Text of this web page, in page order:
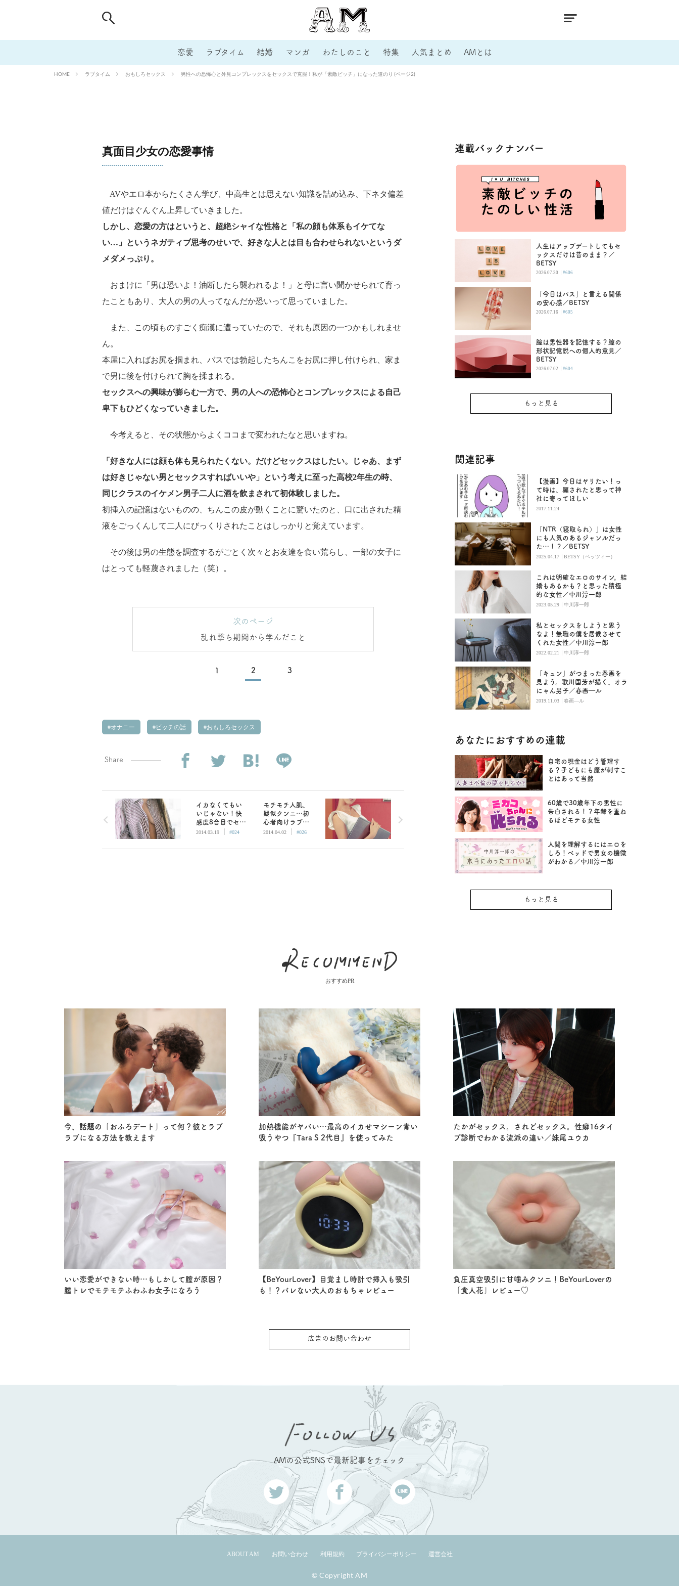
恋愛 ラブタイム 結婚 マンガ わたしのこと 特集 人気まとめ AMとは
HOME ラブタイム おもしろセックス 男性への恐怖心と外見コンプレックスをセックスで克服！私が「素敵ビッチ」になった道のり (ページ2)
真面目少女の恋愛事情
AVやエロ本からたくさん学び、中高生とは思えない知識を詰め込み、下ネタ偏差
値だけはぐんぐん上昇していきました。
しかし、恋愛の方はというと、超絶シャイな性格と「私の顔も体系もイケてな
い…」というネガティブ思考のせいで、好きな人とは目も合わせられないというダ
メダメっぷり。
おまけに「男は恐いよ！油断したら襲われるよ！」と母に言い聞かせられて育っ
たこともあり、大人の男の人ってなんだか恐いって思っていました。
また、この頃ものすごく痴漢に遭っていたので、それも原因の一つかもしれませ
ん。
本屋に入ればお尻を掴まれ、バスでは勃起したちんこをお尻に押し付けられ、家ま
で男に後を付けられて胸を揉まれる。
セックスへの興味が膨らむ一方で、男の人への恐怖心とコンプレックスによる自己
卑下もひどくなっていきました。
今考えると、その状態からよくココまで変われたなと思いますね。
「好きな人には顔も体も見られたくない。だけどセックスはしたい。じゃあ、まず
は好きじゃない男とセックスすればいいや」という考えに至った高校2年生の時、
同じクラスのイケメン男子二人に酒を飲まされて初体験しました。
初挿入の記憶はないものの、ちんこの皮が動くことに驚いたのと、口に出された精
液をごっくんして二人にびっくりされたことはしっかりと覚えています。
その後は男の生態を調査するがごとく次々とお友達を食い荒らし、一部の女子に
はとっても軽蔑されました（笑）。
次のページ
乱れ撃ち期間から学んだこと
1 2 3
オナニー ビッチの話 おもしろセックス
Share
イカなくてもい
いじゃない！快
感度8合目でセッ
クスを楽しむコ
2014.03.19 | #024
モチモチ人肌、
疑似クンニ…初
心者向けラブグ
ッズの選び方
編）
2014.04.02 | #026
連載バックナンバー
人生はアップデートしてもセ
ックスだけは昔のまま？／
BETSY
2026.07.30 | #606
「今日はパス」と言える関係
の安心感／BETSY
2026.07.16 | #605
腟は男性器を記憶する？膣の
形状記憶説への個人的意見／
BETSY
2026.07.02 | #604
もっと見る
関連記事
【漫画】今日はヤリたい！っ
て時は、騙されたと思って神
社に寄ってほしい
2017.11.24
「NTR（寝取られ）」は女性
にも人気のあるジャンルだっ
た…！？／BETSY
2025.04.17 | BETSY（ベッツィー）
これは明確なエロのサイン。結
婚もあるかも？と思った積極
的な女性／中川淳一郎
2023.05.29 | 中川淳一郎
私とセックスをしようと思う
なよ！無職の僕を居候させて
くれた女性／中川淳一郎
2022.02.21 | 中川淳一郎
「キュン」がつまった春画を
見よう。歌川国芳が描く、オラ
にゃん男子／春画―ル
2019.11.03 | 春画―ル
あなたにおすすめの連載
自宅の現金はどう管理す
る？子どもにも魔が刺すこ
とはあって当然
60歳で30歳年下の男性に
告白される！？年齢を重ね
るほどモテる女性
人間を理解するにはエロを
しろ！ベッドで男女の機微
がわかる／中川淳一郎
もっと見る
おすすめPR
今、話題の「おふろデート」って何？彼とラブ
ラブになる方法を教えます
加熱機能がヤバい…最高のイカせマシーン青い
吸うやつ『Tara S 2代目』を使ってみた
たかがセックス。されどセックス。性癖16タイ
プ診断でわかる流派の違い／妹尾ユウカ
いい恋愛ができない時…もしかして膣が原因？
膣トレでモテモテふわふわ女子になろう
【BeYourLover】目覚まし時計で挿入も吸引
も！？バレない大人のおもちゃレビュー
負圧真空吸引に甘噛みクンニ！BeYourLoverの
「食人花」レビュー♡
広告のお問い合わせ
AMの公式SNSで最新記事をチェック
ABOUT AM お問い合わせ 利用規約 プライバシーポリシー 運営会社
© Copyright AM